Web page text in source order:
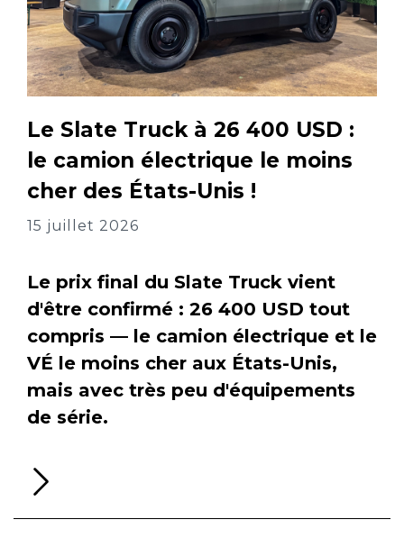
Le Slate Truck à 26 400 USD :
le camion électrique le moins
cher des États-Unis !
15 juillet 2026
Le prix final du Slate Truck vient
d'être confirmé : 26 400 USD tout
compris — le camion électrique et le
VÉ le moins cher aux États-Unis,
mais avec très peu d'équipements
de série.